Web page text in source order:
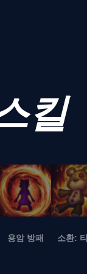
킬
용암 방패 소환: